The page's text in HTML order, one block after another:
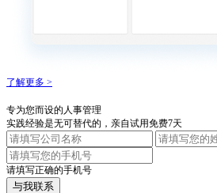
了解更多 >
专为您而设的人事管理
实践经验是无可替代的，亲自试用免费7天
请填写正确的手机号
与我联系